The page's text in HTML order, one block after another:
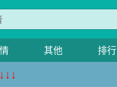
其他 排行
↓↓↓